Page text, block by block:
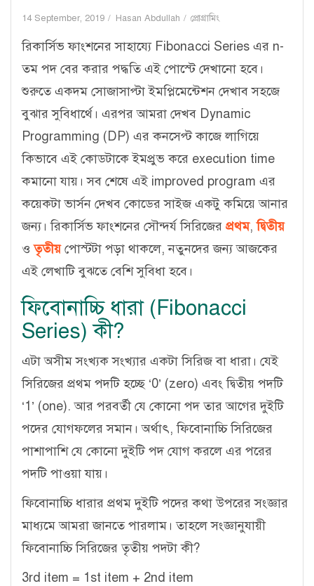
14 September, 2019 Hasan Abdullah প্রোগ্রামিং
রিকার্সিভ ফাংশনের সাহায্যে Fibonacci Series এর n-
তম পদ বের করার পদ্ধতি এই পোস্টে দেখানো হবে।
শুরুতে একদম সোজাসাপ্টা ইমপ্লিমেন্টেশন দেখাব সহজে
বুঝার সুবিধার্থে। এরপর আমরা দেখব Dynamic
Programming (DP) এর কনসেপ্ট কাজে লাগিয়ে
কিভাবে এই কোডটাকে ইমপ্রুভ করে execution time
কমানো যায়। সব শেষে এই improved program এর
কয়েকটা ভার্সন দেখব কোডের সাইজ একটু কমিয়ে আনার
জন্য। রিকার্সিভ ফাংশনের সৌন্দর্য সিরিজের প্রথম,দ্বিতীয়
ওতৃতীয়পোস্টটা পড়া থাকলে, নতুনদের জন্য আজকের
এই লেখাটি বুঝতে বেশি সুবিধা হবে।
ফিবোনাচ্চি ধারা (Fibonacci
Series) কী?
এটা অসীম সংখ্যক সংখ্যার একটা সিরিজ বা ধারা। যেই
সিরিজের প্রথম পদটি হচ্ছে ‘0’ (zero) এবং দ্বিতীয় পদটি
‘1’ (one). আর পরবর্তী যে কোনো পদ তার আগের দুইটি
পদের যোগফলের সমান। অর্থাৎ, ফিবোনাচ্চি সিরিজের
পাশাপাশি যে কোনো দুইটি পদ যোগ করলে এর পরের
পদটি পাওয়া যায়।
ফিবোনাচ্চি ধারার প্রথম দুইটি পদের কথা উপরের সংজ্ঞার
মাধ্যমে আমরা জানতে পারলাম। তাহলে সংজ্ঞানুযায়ী
ফিবোনাচ্চি সিরিজের তৃতীয় পদটা কী?
3rd item = 1st item + 2nd item